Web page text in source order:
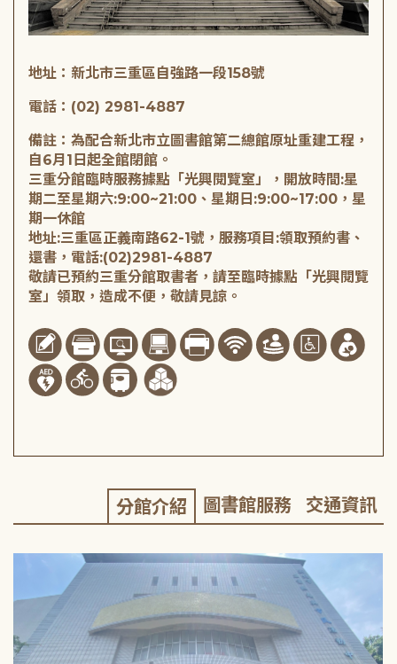
地址：新北市三重區自強路一段158號
電話：(02) 2981-4887
備註：為配合新北市立圖書館第二總館原址重建工程，
自6月1日起全館閉館。
三重分館臨時服務據點「光興閱覽室」，開放時間:星
期二至星期六:9:00~21:00、星期日:9:00~17:00，星
期一休館
地址:三重區正義南路62-1號，服務項目:領取預約書、
還書，電話:(02)2981-4887
敬請已預約三重分館取書者，請至臨時據點「光興閱覽
室」領取，造成不便，敬請見諒。
分館介紹 圖書館服務 交通資訊